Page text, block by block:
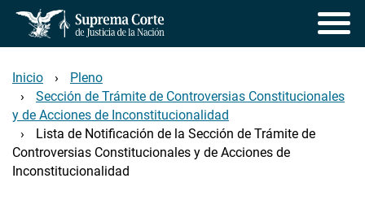
Pasar
contenido
principal
Inicio
Pleno
Sección de Trámite de Controversias Constitucionales
y de Acciones de Inconstitucionalidad
Lista de Notificación de la Sección de Trámite de
Controversias Constitucionales y de Acciones de
Inconstitucionalidad